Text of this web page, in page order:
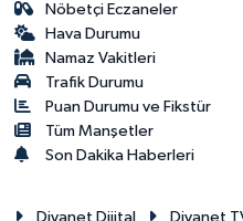
Nöbetçi Eczaneler
Hava Durumu
Namaz Vakitleri
Trafik Durumu
Puan Durumu ve Fikstür
Tüm Manşetler
Son Dakika Haberleri
Diyanet Dijital Diyanet